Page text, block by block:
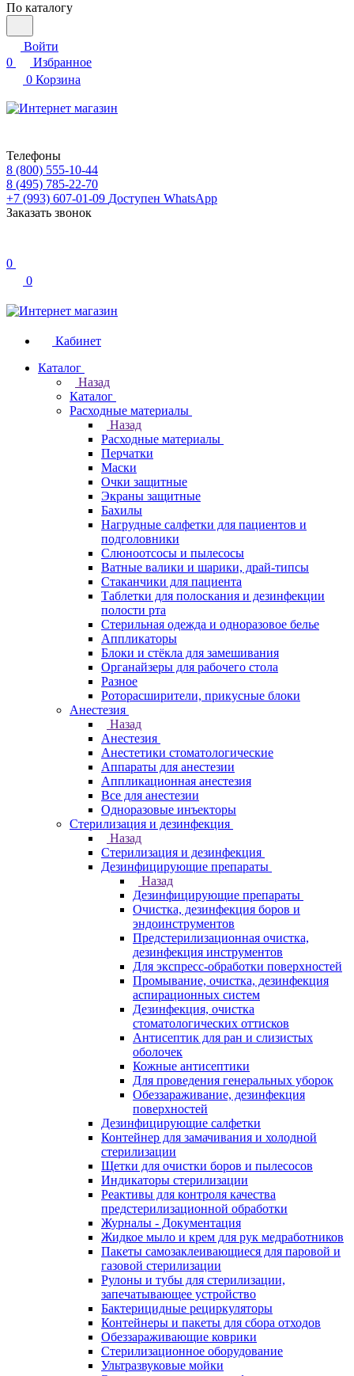
По каталогу
Войти
0
Избранное
0 Корзина
Телефоны
8 (800) 555-10-44
8 (495) 785-22-70
+7 (993) 607-01-09 Доступен WhatsApp
Заказать звонок
0
0
Кабинет
Каталог
Назад
Каталог
Расходные материалы
Назад
Расходные материалы
Перчатки
Маски
Очки защитные
Экраны защитные
Бахилы
Нагрудные салфетки для пациентов и
подголовники
Слюноотсосы и пылесосы
Ватные валики и шарики, драй-типсы
Стаканчики для пациента
Таблетки для полоскания и дезинфекции
полости рта
Стерильная одежда и одноразовое белье
Аппликаторы
Блоки и стёкла для замешивания
Органайзеры для рабочего стола
Разное
Роторасширители, прикусные блоки
Анестезия
Назад
Анестезия
Анестетики стоматологические
Аппараты для анестезии
Аппликационная анестезия
Все для анестезии
Одноразовые инъекторы
Стерилизация и дезинфекция
Назад
Стерилизация и дезинфекция
Дезинфицирующие препараты
Назад
Дезинфицирующие препараты
Очистка, дезинфекция боров и
эндоинструментов
Предстерилизационная очистка,
дезинфекция инструментов
Для экспресс-обработки поверхностей
Промывание, очистка, дезинфекция
аспирационных систем
Дезинфекция, очистка
стоматологических оттисков
Антисептик для ран и слизистых
оболочек
Кожные антисептики
Для проведения генеральных уборок
Обеззараживание, дезинфекция
поверхностей
Дезинфицирующие салфетки
Контейнер для замачивания и холодной
стерилизации
Щетки для очистки боров и пылесосов
Индикаторы стерилизации
Реактивы для контроля качества
предстерилизационной обработки
Журналы - Документация
Жидкое мыло и крем для рук медработников
Пакеты самозаклеивающиеся для паровой и
газовой стерилизации
Рулоны и тубы для стерилизации,
запечатывающее устройство
Бактерицидные рециркуляторы
Контейнеры и пакеты для сбора отходов
Обеззараживающие коврики
Стерилизационное оборудование
Ультразвуковые мойки